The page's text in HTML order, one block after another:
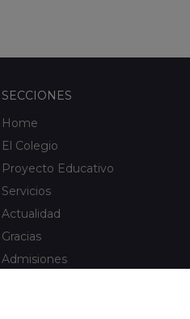
SECCIONES
Home
El Colegio
Proyecto Educativo
Servicios
Actualidad
Gracias
Admisiones